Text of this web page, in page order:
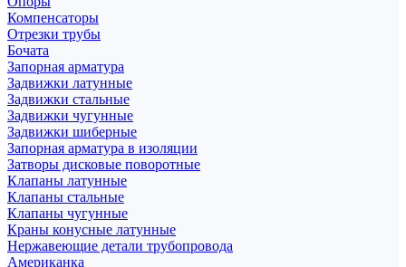
Компенсаторы
Отрезки трубы
Бочата
Запорная арматура
Задвижки латунные
Задвижки стальные
Задвижки чугунные
Задвижки шиберные
Запорная арматура в изоляции
Затворы дисковые поворотные
Клапаны латунные
Клапаны стальные
Клапаны чугунные
Краны конусные латунные
Нержавеющие детали трубопровода
Американка